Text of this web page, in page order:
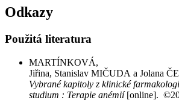
Odkazy
Použitá literatura
MARTÍNKOVÁ,
Jiřina, Stanislav MIČUDA a Jolana
Vybrané kapitoly z klinické
studium : Terapie anémií[online].